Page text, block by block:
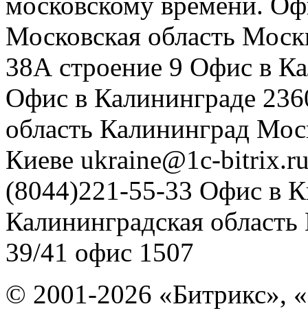
Московская область
38А строение 9 Офис в
Офис в Калининграде
область Калининград
Киеве ukraine@1c-
(8044)221-55-33 Офис в
Калининградская область
39/41 офис 1507
© 2001-2026 «Битрикс»,